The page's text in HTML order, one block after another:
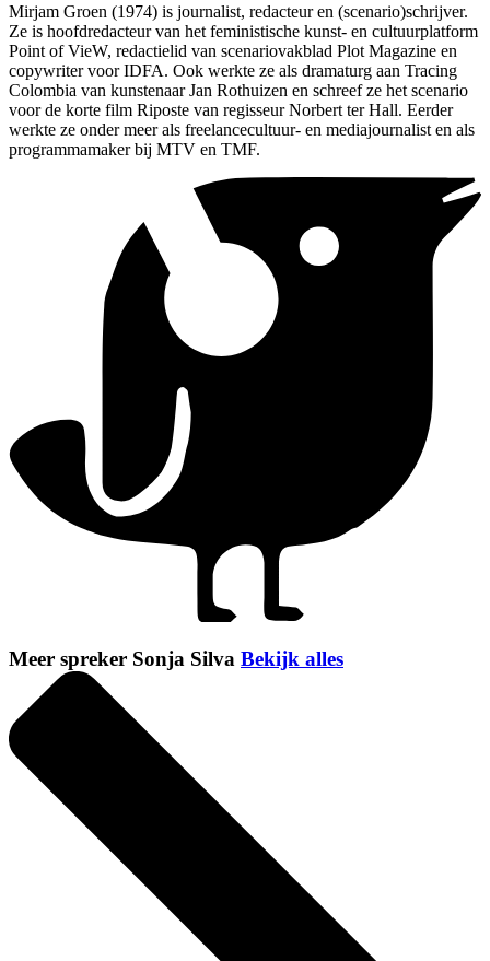
Mirjam Groen (1974) is journalist, redacteur en (scenario)schrijver.
Ze is hoofdredacteur van het feministische kunst- en cultuurplatform
Point of VieW, redactielid van scenariovakblad Plot Magazine en
copywriter voor IDFA. Ook werkte ze als dramaturg aan Tracing
Colombia van kunstenaar Jan Rothuizen en schreef ze het scenario
voor de korte film Riposte van regisseur Norbert ter Hall. Eerder
werkte ze onder meer als freelancecultuur- en mediajournalist en als
programmamaker bij MTV en TMF.
Meer spreker Sonja Silva Bekijk alles